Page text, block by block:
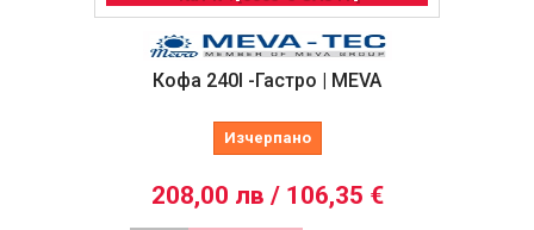
Кофа 240l -Гастро | MEVA
Изчерпано
208,00 лв / 106,35 €